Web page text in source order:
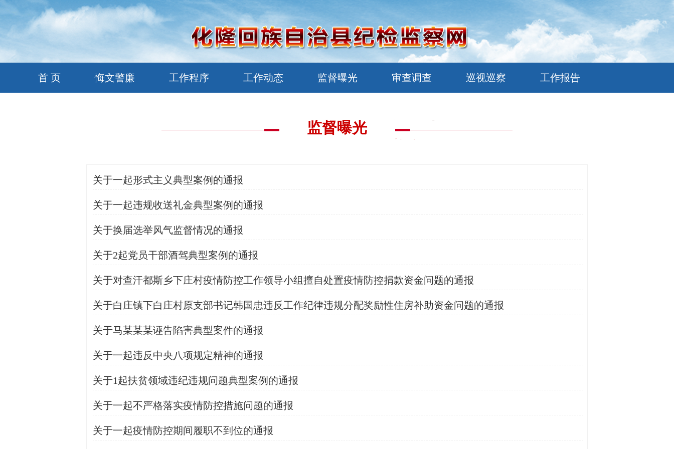
首 页 悔文警廉 工作程序 工作动态 监督曝光 审查调查 巡视巡察 工作报告
监督曝光
关于一起形式主义典型案例的通报
关于一起违规收送礼金典型案例的通报
关于换届选举风气监督情况的通报
关于2起党员干部酒驾典型案例的通报
关于对查汗都斯乡下庄村疫情防控工作领导小组擅自处置疫情防控捐款资金问题的通报
关于白庄镇下白庄村原支部书记韩国忠违反工作纪律违规分配奖励性住房补助资金问题的通报
关于马某某某诬告陷害典型案件的通报
关于一起违反中央八项规定精神的通报
关于1起扶贫领域违纪违规问题典型案例的通报
关于一起不严格落实疫情防控措施问题的通报
关于一起疫情防控期间履职不到位的通报